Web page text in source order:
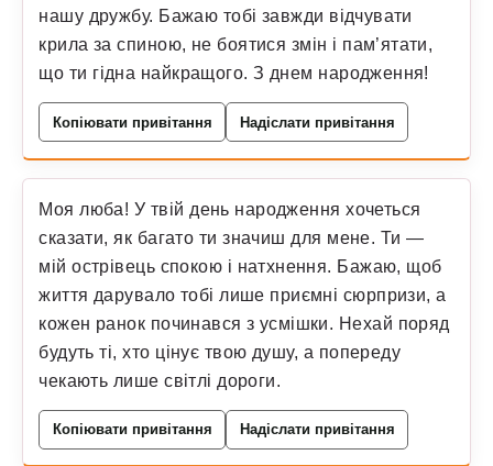
нашу дружбу. Бажаю тобі завжди відчувати
крила за спиною, не боятися змін і пам’ятати,
що ти гідна найкращого. З днем народження!
Копіювати привітання Надіслати привітання
Моя люба! У твій день народження хочеться
сказати, як багато ти значиш для мене. Ти —
мій острівець спокою і натхнення. Бажаю, щоб
життя дарувало тобі лише приємні сюрпризи, а
кожен ранок починався з усмішки. Нехай поряд
будуть ті, хто цінує твою душу, а попереду
чекають лише світлі дороги.
Копіювати привітання Надіслати привітання